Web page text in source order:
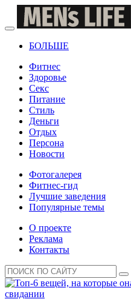
БОЛЬШЕ
Фитнес
Здоровье
Секс
Питание
Стиль
Деньги
Отдых
Персона
Новости
Фотогалерея
Фитнес-гид
Лучшие заведения
Популярные темы
О проекте
Реклама
Контакты